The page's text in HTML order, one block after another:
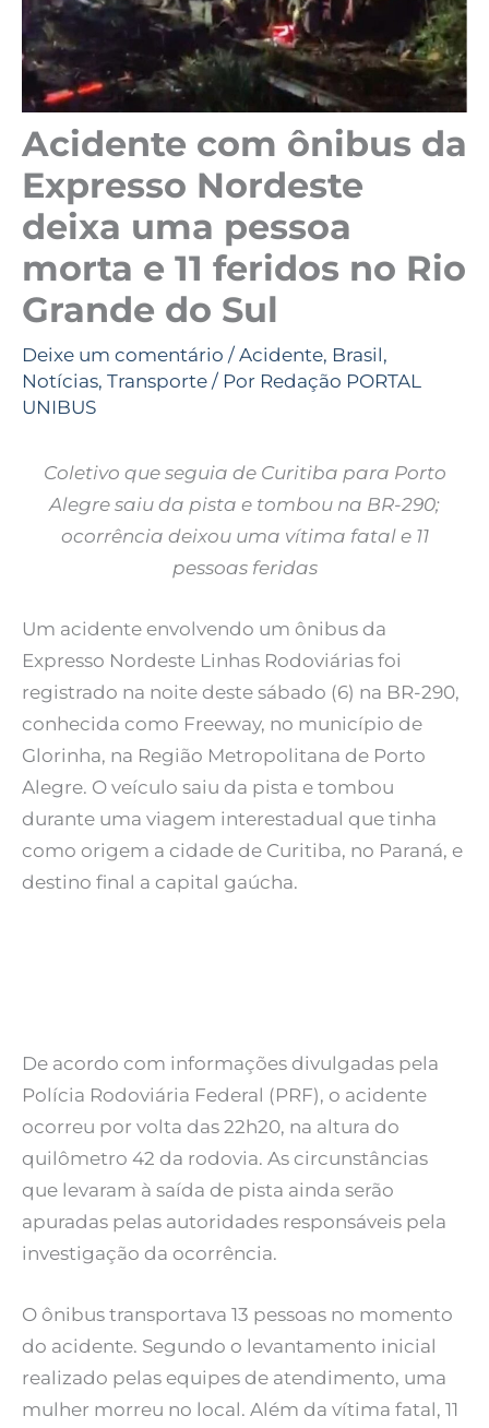
Acidente com ônibus da
Expresso Nordeste
deixa uma pessoa
morta e 11 feridos no Rio
Grande do Sul
Deixe um comentário / Acidente, Brasil,
Notícias, Transporte / Por Redação PORTAL
UNIBUS
Coletivo que seguia de Curitiba para Porto
Alegre saiu da pista e tombou na BR-290;
ocorrência deixou uma vítima fatal e 11
pessoas feridas
Um acidente envolvendo um ônibus da
Expresso Nordeste Linhas Rodoviárias foi
registrado na noite deste sábado (6) na BR-290,
conhecida como Freeway, no município de
Glorinha, na Região Metropolitana de Porto
Alegre. O veículo saiu da pista e tombou
durante uma viagem interestadual que tinha
como origem a cidade de Curitiba, no Paraná, e
destino final a capital gaúcha.
De acordo com informações divulgadas pela
Polícia Rodoviária Federal (PRF), o acidente
ocorreu por volta das 22h20, na altura do
quilômetro 42 da rodovia. As circunstâncias
que levaram à saída de pista ainda serão
apuradas pelas autoridades responsáveis pela
investigação da ocorrência.
O ônibus transportava 13 pessoas no momento
do acidente. Segundo o levantamento inicial
realizado pelas equipes de atendimento, uma
mulher morreu no local. Além da vítima fatal, 11